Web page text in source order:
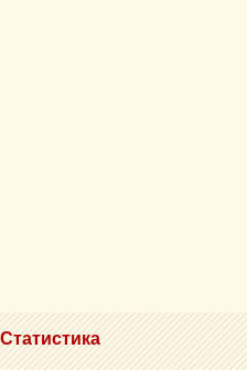
Статистика